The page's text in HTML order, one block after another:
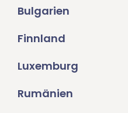
Bulgarien
Finnland
Luxemburg
Rumänien